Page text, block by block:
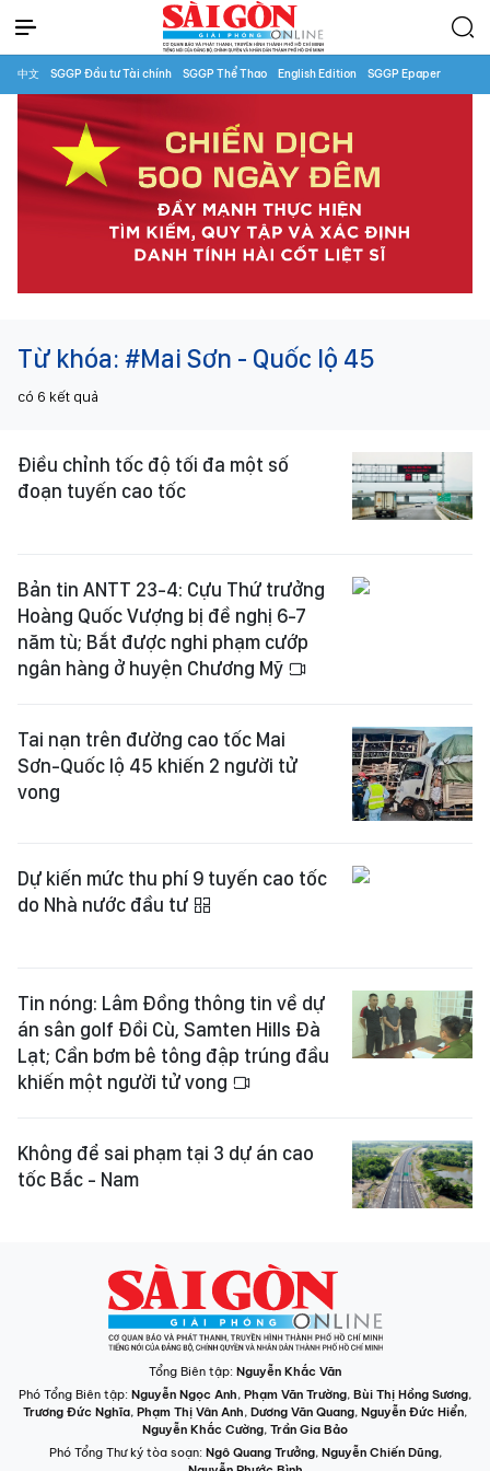
中文 SGGP Đầu tư Tài chính SGGP Thể Thao English Edition SGGP Epaper
Từ khóa: #Mai Sơn - Quốc lộ 45
có 6 kết quả
Điều chỉnh tốc độ tối đa một số
đoạn tuyến cao tốc
Bản tin ANTT 23-4: Cựu Thứ trưởng
Hoàng Quốc Vượng bị đề nghị 6-7
năm tù; Bắt được nghi phạm cướp
ngân hàng ở huyện Chương Mỹ
Tai nạn trên đường cao tốc Mai
Sơn-Quốc lộ 45 khiến 2 người tử
vong
Dự kiến mức thu phí 9 tuyến cao tốc
do Nhà nước đầu tư
Tin nóng: Lâm Đồng thông tin về dự
án sân golf Đồi Cù, Samten Hills Đà
Lạt; Cần bơm bê tông đập trúng đầu
khiến một người tử vong
Không để sai phạm tại 3 dự án cao
tốc Bắc - Nam
Tổng Biên tập: Nguyễn Khắc Văn
Phó Tổng Biên tập: Nguyễn Ngọc Anh, Phạm Văn Trường, Bùi Thị Hồng Sương,
Trương Đức Nghĩa, Phạm Thị Vân Anh, Dương Văn Quang, Nguyễn Đức Hiển,
Nguyễn Khắc Cường, Trần Gia Bảo
Phó Tổng Thư ký tòa soạn: Ngô Quang Trưởng, Nguyễn Chiến Dũng,